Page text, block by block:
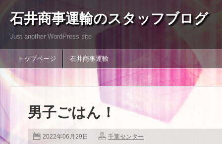
石井商事運輸のスタッフブログ
Just another WordPress site
トップページ 石井商事運輸
男子ごはん！
2022年06月29日 千葉センター